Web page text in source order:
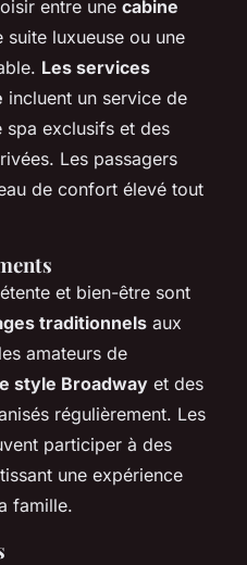
entre une cabine
suite luxueuse ou une
Les services
incluent un service de
spa exclusifs et des
Les passagers
de confort élevé tout
et bien-être sont
traditionnels aux
amateurs de
style Broadway et des
régulièrement. Les
participer à des
une expérience
famille.